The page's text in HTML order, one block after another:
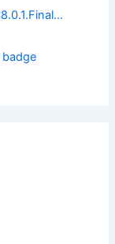
badge